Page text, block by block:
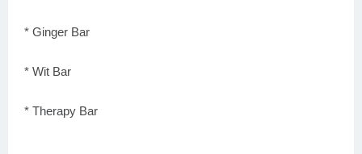
* Ginger Bar
* Wit Bar
* Therapy Bar